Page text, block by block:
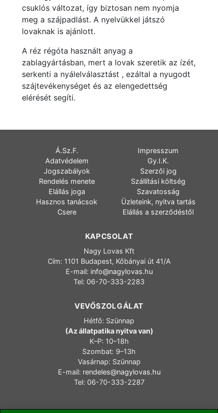
csuklós változat, így biztosan nem nyomja
meg a szájpadlást. A nyelvükkel játszó
lovaknak is ajánlott.
A réz régóta használt anyag a
zablagyártásban, mert a lovak szeretik az ízét,
serkenti a nyálelválasztást , ezáltal a nyugodt
szájtevékenységet és az elengedettség
elérését segíti.
Á.Sz.F.
Impresszum
Adatvédelem
Gy.I.K.
Jogszabályok
Szerzői jog
Rendelés menete
Szállítási költség
Elállás joga
Szavatosság
Hasznos tanácsok
Üzleteink, nyitva tartás
Csere
Elállás a szerződéstől
KAPCSOLAT
Nagy Lovas Kft
Cím: 1101 Budapest, Kőbányai út 41/A
E-mail: info@nagylovas.hu
Tel: 06-70-333-2283
VEVŐSZOLGÁLAT
Hétfő: Szünnap
(Az állatpatika nyitva van)
K–P: 10–18h
Szombat: 9–13h
Vasárnap: Szünnap
E-mail: rendeles@nagylovas.hu
Tel: 06-70-333-2287